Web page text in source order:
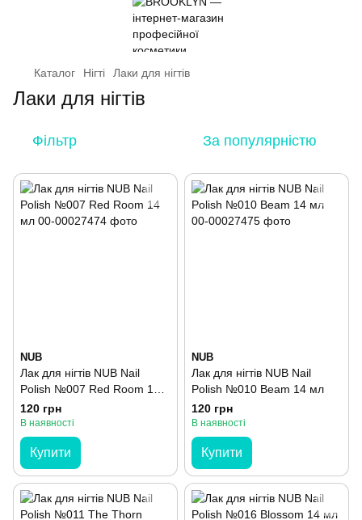
Каталог Нігті Лаки для нігтів
Лаки для нігтів
Фільтр За популярністю
NUB
Лак для нігтів NUB Nail
Polish №007 Red Room 14
мл
120 грн
В наявності
Купити
NUB
Лак для нігтів NUB Nail
Polish №010 Beam 14 мл
120 грн
В наявності
Купити